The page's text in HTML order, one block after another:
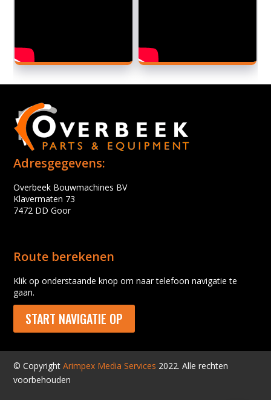
Adresgegevens:
Overbeek Bouwmachines BV
Klavermaten 73
7472 DD Goor
Route berekenen
Klik op onderstaande knop om naar telefoon navigatie te
gaan.
START NAVIGATIE OP
© CopyrightArimpex Media Services 2022. Alle rechten
voorbehouden